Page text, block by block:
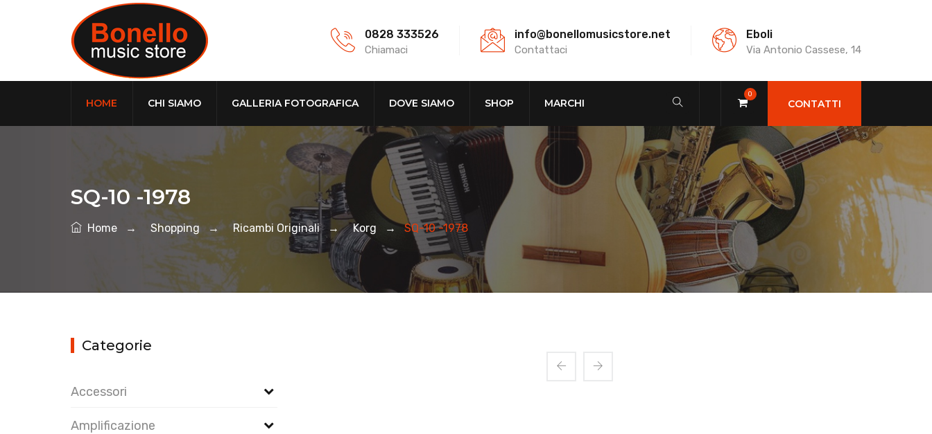
0828 333526
Chiamaci
info@bonellomusicstore.net
Contattaci
Eboli
Via Antonio Cassese, 14
CONTATTI
0
HOME CHI SIAMO GALLERIA FOTOGRAFICA DOVE SIAMO SHOP MARCHI
SQ-10 -1978
Home → Shopping → Ricambi Originali → Korg → SQ-10 -1978
Categorie
Accessori
Amplificazione